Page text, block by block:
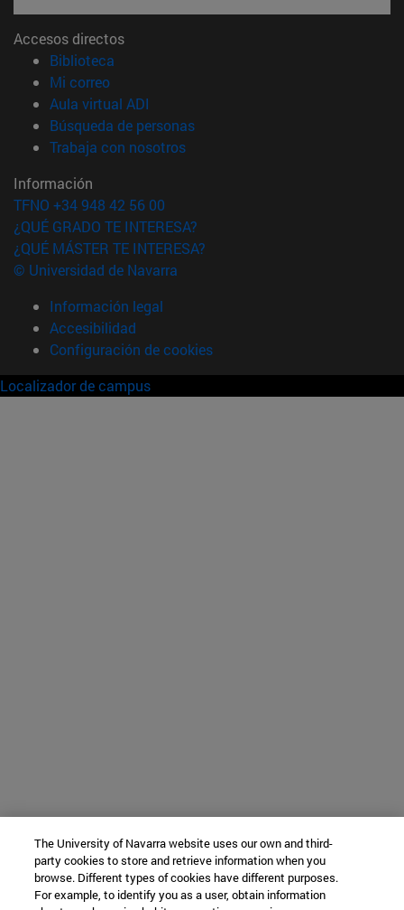
Accesos directos
Biblioteca
Mi correo(abre en nueva ventana)
Aula virtual ADI
Búsqueda de personas(abre en nueva ventana)
Trabaja con nosotros(abre en nueva ventana)
Información
TFNO +34 948 42 56 00
¿QUÉ GRADO TE INTERESA?
¿QUÉ MÁSTER TE INTERESA?
© Universidad de Navarra
Información legal
Accesibilidad
Configuración de cookies
Localizador de campus
The University of Navarra website uses our own and third-
party cookies to store and retrieve information when you
browse. Different types of cookies have different purposes.
For example, to identify you as a user, obtain information